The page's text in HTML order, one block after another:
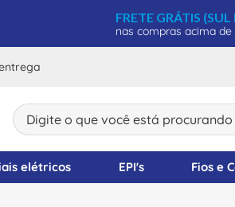
FRETE GRÁTIS (SUL
nas compras acima de
Digite o que você está procurando
elétricos EPI's Fios e
disjuntor